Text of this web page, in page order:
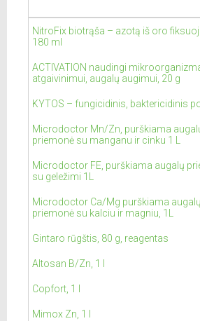
NitroFix biotrąša – azotą iš oro
180 ml
ACTIVATION naudingi
atgaivinimui, augalų augimui, 20 g
KYTOS – fungicidinis, baktericidinis
Microdoctor Mn/Zn, purškiama
priemonė su manganu ir cinku 1 L
Microdoctor FE, purškiama augalų
su geležimi 1L
Microdoctor Ca/Mg purškiama
priemonė su kalciu ir magniu, 1L
Gintaro rūgštis, 80 g, reagentas
Altosan B/Zn, 1 l
Copfort, 1 l
Mimox Zn, 1 l